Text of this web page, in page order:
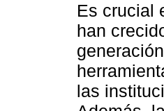
Es crucial
han
las